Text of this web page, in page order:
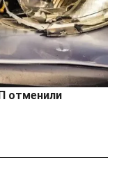
отменили